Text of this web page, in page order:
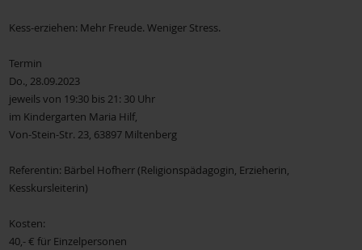
Kess-erziehen: Mehr Freude. Weniger Stress.
Termin
Do., 28.09.2023
jeweils von 19:30 bis 21: 30 Uhr
im Kindergarten Maria Hilf,
Von-Stein-Str. 23, 63897 Miltenberg
Referentin: Bärbel Hofherr (Religionspädagogin, Erzieherin,
Kesskursleiterin)
Kosten:
40,- € für Einzelpersonen